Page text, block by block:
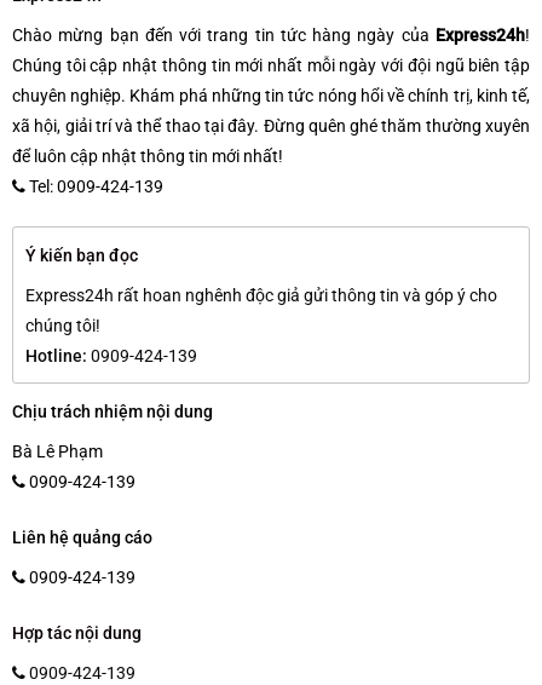
Chào mừng bạn đến với trang tin tức hàng ngày của Express24h!
Chúng tôi cập nhật thông tin mới nhất mỗi ngày với đội ngũ biên tập
chuyên nghiệp. Khám phá những tin tức nóng hổi về chính trị, kinh tế,
xã hội, giải trí và thể thao tại đây. Đừng quên ghé thăm thường xuyên
để luôn cập nhật thông tin mới nhất!
Tel: 0909-424-139
Ý kiến bạn đọc
Express24h rất hoan nghênh độc giả gửi thông tin và góp ý cho
chúng tôi!
Hotline: 0909-424-139
Chịu trách nhiệm nội dung
Bà Lê Phạm
0909-424-139
Liên hệ quảng cáo
0909-424-139
Hợp tác nội dung
0909-424-139